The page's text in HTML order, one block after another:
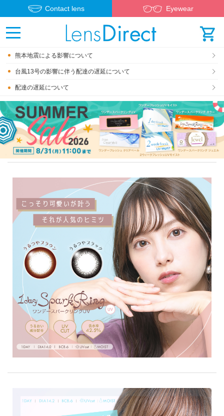
Contact lens Eyewear
熊本地震による影響について
台風13号の影響に伴う配達の遅延について
配達の遅延について